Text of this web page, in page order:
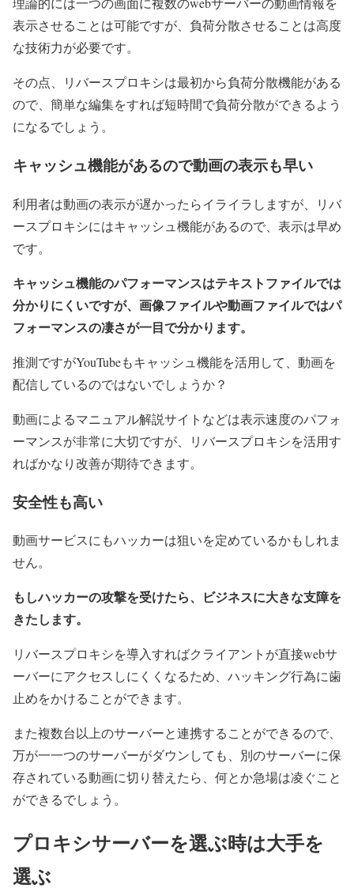
表示させることは可能ですが、負荷分散させることは高度
な技術力が必要です。
その点、リバースプロキシは最初から負荷分散機能がある
ので、簡単な編集をすれば短時間で負荷分散ができるよう
になるでしょう。
キャッシュ機能があるので動画の表示も早い
利用者は動画の表示が遅かったらイライラしますが、リバ
ースプロキシにはキャッシュ機能があるので、表示は早め
です。
キャッシュ機能のパフォーマンスはテキストファイルでは
分かりにくいですが、画像ファイルや動画ファイルではパ
フォーマンスの凄さが一目で分かります。
推測ですがYouTubeもキャッシュ機能を活用して、動画を
配信しているのではないでしょうか？
動画によるマニュアル解説サイトなどは表示速度のパフォ
ーマンスが非常に大切ですが、リバースプロキシを活用す
ればかなり改善が期待できます。
安全性も高い
動画サービスにもハッカーは狙いを定めているかもしれま
せん。
もしハッカーの攻撃を受けたら、ビジネスに大きな支障を
きたします。
リバースプロキシを導入すればクライアントが直接webサ
ーバーにアクセスしにくくなるため、ハッキング行為に歯
止めをかけることができます。
また複数台以上のサーバーと連携することができるので、
万が一一つのサーバーがダウンしても、別のサーバーに保
存されている動画に切り替えたら、何とか急場は凌ぐこと
ができるでしょう。
プロキシサーバーを選ぶ時は大手を
選ぶ